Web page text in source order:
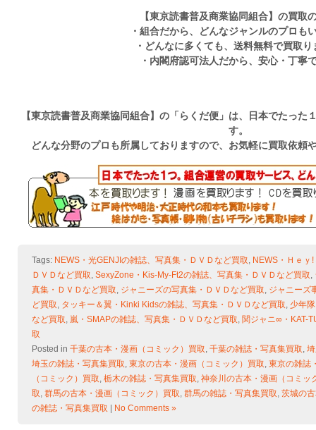
【東京読書普及商業協同組合】の買取
・組合だから、どんなジャンルのプロも
・どんなに多くても、送料無料で買取り
・内閣府認可法人だから、安心・丁寧
【東京読書普及商業協同組合】の「らくだ便」は、日本でたった
す。
どんな分野のプロも所属しておりますので、お気軽に買取依頼
Tags: NEWS・光GENJIの雑誌、写真集・ＤＶＤなど買取, NEWS・Ｈｅｙ
ＤＶＤなど買取, SexyZone・Kis-My-Ft2の雑誌、写真集・ＤＶＤなど買取,
真集・ＤＶＤなど買取, ジャニーズの写真集・ＤＶＤなど買取, ジャニーズ
ど買取, タッキー＆翼・Kinki Kidsの雑誌、写真集・ＤＶＤなど買取, 少年
など買取, 嵐・SMAPの雑誌、写真集・ＤＶＤなど買取, 関ジャニ∞・KAT-
取
Posted in 千葉の古本・漫画（コミック）買取, 千葉の雑誌・写真集買取,
埼玉の雑誌・写真集買取, 東京の古本・漫画（コミック）買取, 東京の雑誌
（コミック）買取, 栃木の雑誌・写真集買取, 神奈川の古本・漫画（コミッ
取, 群馬の古本・漫画（コミック）買取, 群馬の雑誌・写真集買取, 茨城の
の雑誌・写真集買取
No Comments »